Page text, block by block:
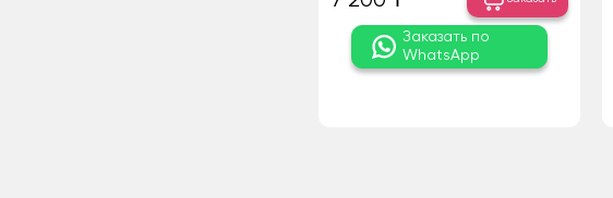
Заказать по
WhatsApp